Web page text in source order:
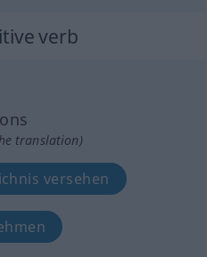
verb
translation)
versehen